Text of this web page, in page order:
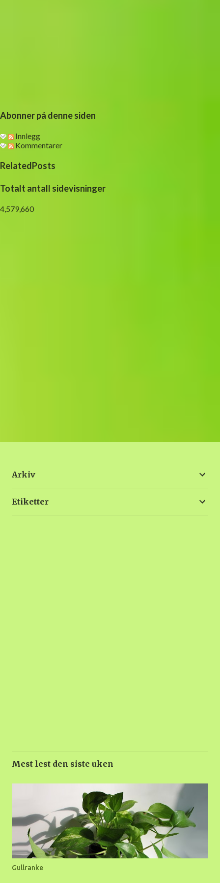
Abonner på denne siden
Innlegg
Kommentarer
RelatedPosts
Totalt antall sidevisninger
4,579,660
Arkiv
Etiketter
Mest lest den siste uken
Gullranke